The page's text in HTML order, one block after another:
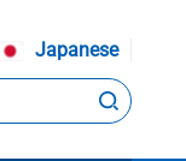
Japanese